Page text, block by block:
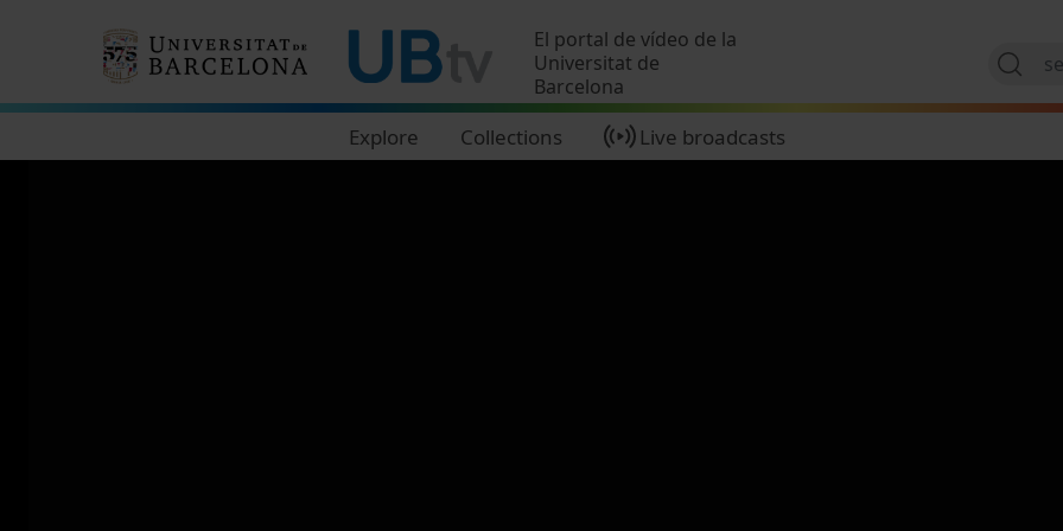
El portal de vídeo de la
Universitat de
Barcelona
Explore Collections Live broadcasts